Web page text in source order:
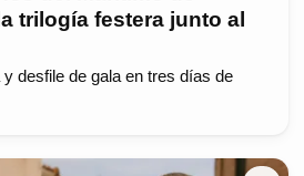
trilogía festera junto al
desfile de gala en tres días de